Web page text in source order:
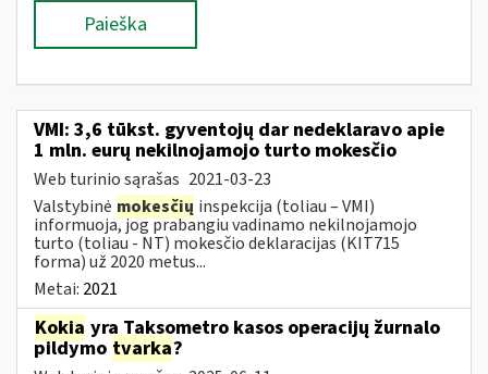
Paieška
VMI: 3,6 tūkst. gyventojų dar nedeklaravo apie
1 mln. eurų nekilnojamojo turto mokesčio
Web turinio sąrašas 2021-03-23
Valstybinė mokesčių inspekcija (toliau – VMI)
informuoja, jog prabangiu vadinamo nekilnojamojo
turto (toliau - NT) mokesčio deklaracijas (KIT715
forma) už 2020 metus...
Metai: 2021
Kokia yra Taksometro kasos operacijų žurnalo
pildymo tvarka?